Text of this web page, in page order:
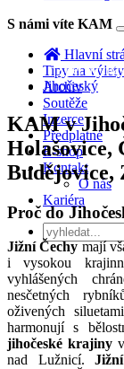
S námi víte KAM
Hlavní
Tipy na výlety
Archiv
Soutěže
Inzerce
Předplatné
E-shop
Kontakt
O nás
Kariéra
Zpět na
Jihočeský
KAM v
Holašovice,
Budějovice,
Proč do
Jižní Čechy mají
i vysokou
vyhlášených
nesčetných
oživených
harmonují s
jihočeské krajiny
nad Lužnicí.